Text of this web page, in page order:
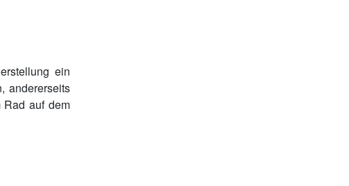
ein
andererseits
Rad auf dem